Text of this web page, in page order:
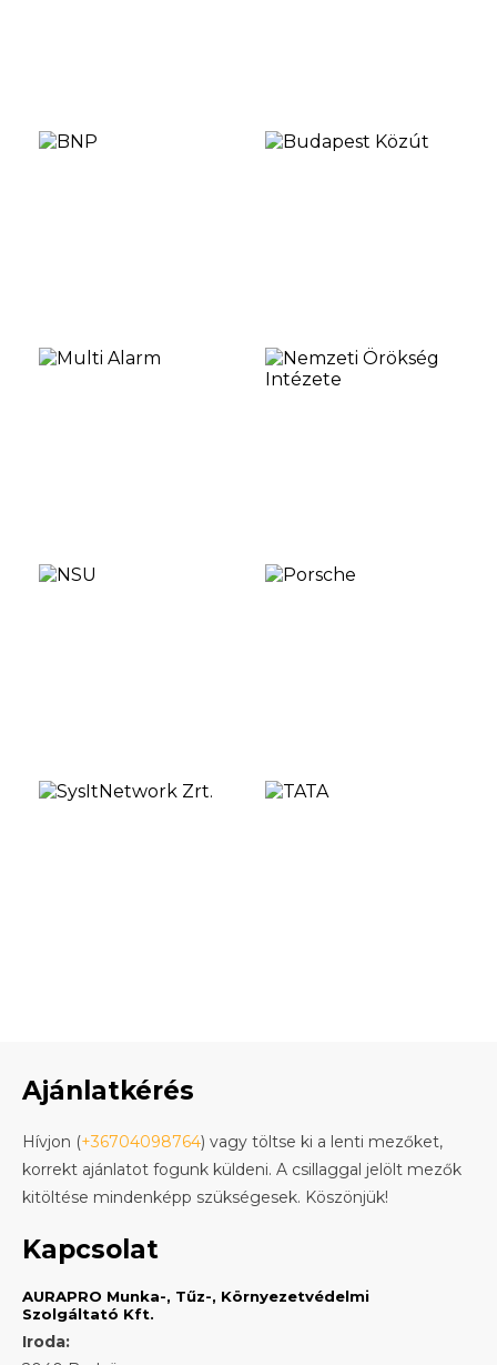
Ajánlatkérés
Hívjon (+36704098764) vagy töltse ki a lenti mezőket,
korrekt ajánlatot fogunk küldeni. A csillaggal jelölt mezők
kitöltése mindenképp szükségesek. Köszönjük!
Kapcsolat
AURAPRO Munka-, Tűz-, Környezetvédelmi
Szolgáltató Kft.
Iroda: